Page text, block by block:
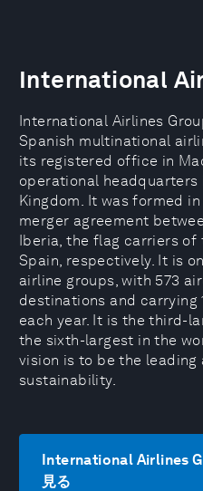
International
International Airlines
Spanish multinational
its registered office in
operational headquarters
Kingdom. It was formed
merger agreement
Iberia, the flag carriers of
Spain, respectively. It is
airline groups, with 573
destinations and carrying
each year. It is the third-
the sixth-largest in the
vision is to be the leading
sustainability.
International Airlines
見る